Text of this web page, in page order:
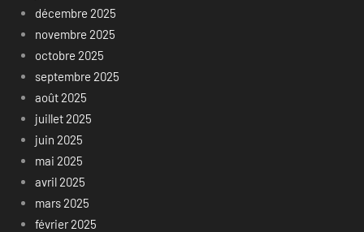
décembre 2025
novembre 2025
octobre 2025
septembre 2025
août 2025
juillet 2025
juin 2025
mai 2025
avril 2025
mars 2025
février 2025